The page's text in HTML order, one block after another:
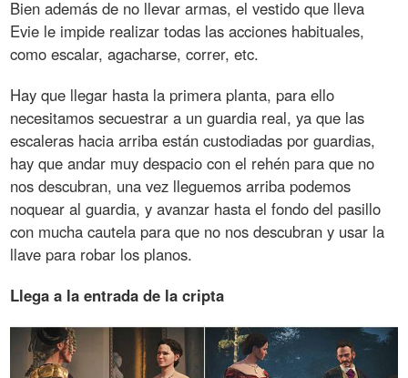
Bien además de no llevar armas, el vestido que lleva
Evie le impide realizar todas las acciones habituales,
como escalar, agacharse, correr, etc.
Hay que llegar hasta la primera planta, para ello
necesitamos secuestrar a un guardia real, ya que las
escaleras hacia arriba están custodiadas por guardias,
hay que andar muy despacio con el rehén para que no
nos descubran, una vez lleguemos arriba podemos
noquear al guardia, y avanzar hasta el fondo del pasillo
con mucha cautela para que no nos descubran y usar la
llave para robar los planos.
Llega a la entrada de la cripta